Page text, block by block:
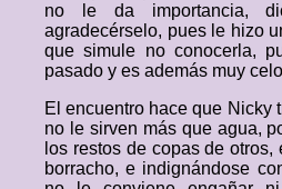
no le da importancia,
agradecérselo, pues le hizo
que simule no conocerla,
pasado y es además muy
El encuentro hace que Nicky
no le sirven más que agua,
los restos de copas de
borracho, e indignándose